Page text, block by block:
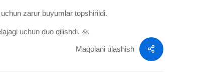
zarur buyumlar topshirildi.
uchun duo qilishdi. 🙏
Maqolani ulashish